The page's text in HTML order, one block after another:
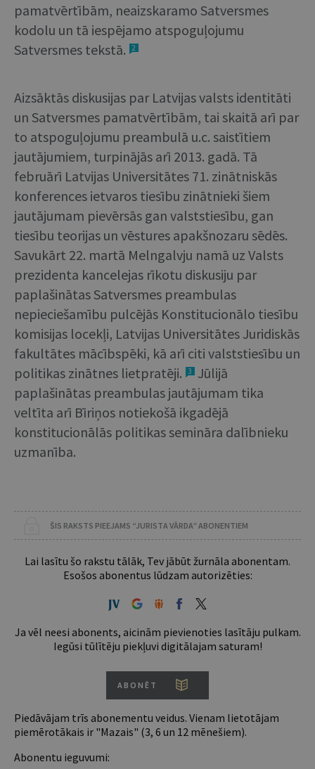
pamatvērtībām, neaizskaramo Satversmes
kodolu un tā iespējamo atspoguļojumu
Satversmes tekstā.
2
Aizsāktās diskusijas par Latvijas valsts identitāti
un Satversmes pamatvērtībām, tai skaitā arī par
to atspoguļojumu preambulā u.c. saistītiem
jautājumiem, turpinājās arī 2013. gadā. Tā
februārī Latvijas Universitātes 71. zinātniskās
konferences ietvaros tiesību zinātnieki šiem
jautājumam pievērsās gan valststiesību, gan
tiesību teorijas un vēstures apakšnozaru sēdēs.
Savukārt 22. martā Melngalvju namā uz Valsts
prezidenta kancelejas rīkotu diskusiju par
paplašinātas Satversmes preambulas
nepieciešamību pulcējās Konstitucionālo tiesību
komisijas locekļi, Latvijas Universitātes Juridiskās
fakultātes mācībspēki, kā arī citi valststiesību un
politikas zinātnes lietpratēji.
3
Jūlijā
paplašinātas preambulas jautājumam tika
veltīta arī Bīriņos notiekošā ikgadējā
konstitucionālās politikas semināra dalībnieku
uzmanība.
ŠIS RAKSTS PIEEJAMS “JURISTA VĀRDA” ABONENTIEM
Lai lasītu šo rakstu tālāk, Tev jābūt žurnāla abonentam.
Esošos abonentus lūdzam autorizēties:
Ja vēl neesi abonents, aicinām pievienoties lasītāju pulkam.
Iegūsi tūlītēju piekļuvi digitālajam saturam!
ABONĒT
Piedāvājam trīs abonementu veidus. Vienam lietotājam
piemērotākais ir "Mazais" (3, 6 un 12 mēnešiem).
Abonentu ieguvumi: